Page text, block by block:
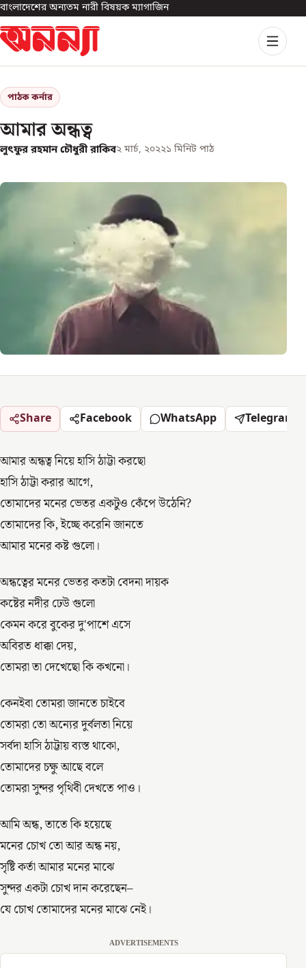
বাংলাদেশের অন্যতম নারী বিষয়ক ম্যাগাজিন
পাঠক কর্নার
আমার অন্ধত্ব
লুৎফুর রহমান চৌধুরী রাকিব২ মার্চ, ২০২২১ মিনিট পাঠ
Share Facebook WhatsApp Telegram
আমার অন্ধত্ব নিয়ে হাসি ঠাট্টা করছো
হাসি ঠাট্টা করার আগে,
তোমাদের মনের ভেতর একটুও কেঁপে উঠেনি?
তোমাদের কি, ইচ্ছে করেনি জানতে
আমার মনের কষ্ট গুলো।
অন্ধত্বের মনের ভেতর কতটা বেদনা দায়ক
কষ্টের নদীর ঢেউ গুলো
কেমন করে বুকের দু'পাশে এসে
অবিরত ধাক্কা দেয়,
তোমরা তা দেখেছো কি কখনো।
কেনইবা তোমরা জানতে চাইবে
তোমরা তো অন্যের দুর্বলতা নিয়ে
সর্বদা হাসি ঠাট্টায় ব্যস্ত থাকো,
তোমাদের চক্ষু আছে বলে
তোমরা সুন্দর পৃথিবী দেখতে পাও।
আমি অন্ধ, তাতে কি হয়েছে
মনের চোখ তো আর অন্ধ নয়,
সৃষ্টি কর্তা আমার মনের মাঝে
সুন্দর একটা চোখ দান করেছেন–
যে চোখ তোমাদের মনের মাঝে নেই।
ADVERTISEMENTS